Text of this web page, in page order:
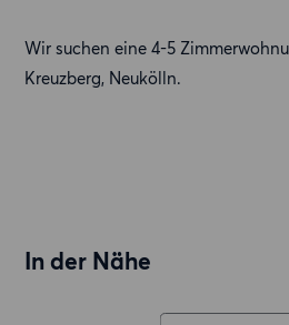
Wir suchen eine 4-5
Kreuzberg, Neukölln.
In der Nähe